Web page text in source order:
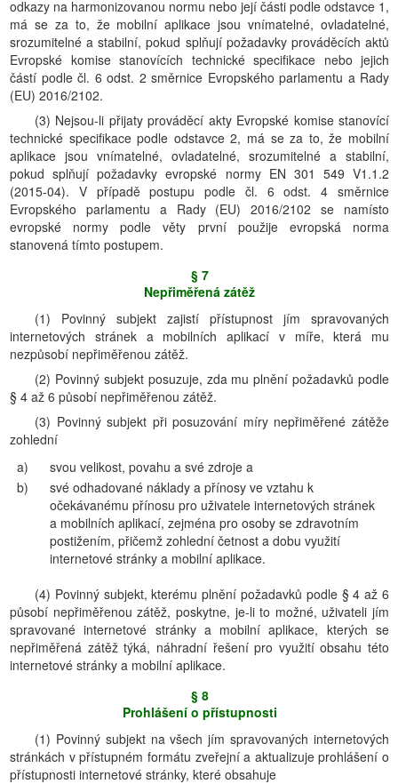
odkazy na harmonizovanou normu nebo její části podle odstavce 1,
má se za to, že mobilní aplikace jsou vnímatelné, ovladatelné,
srozumitelné a stabilní, pokud splňují požadavky prováděcích aktů
Evropské komise stanovících technické specifikace nebo jejich
částí podle čl. 6 odst. 2 směrnice Evropského parlamentu a Rady
(EU) 2016/2102.
(3) Nejsou-li přijaty prováděcí akty Evropské komise stanovící
technické specifikace podle odstavce 2, má se za to, že mobilní
aplikace jsou vnímatelné, ovladatelné, srozumitelné a stabilní,
pokud splňují požadavky evropské normy EN 301 549 V1.1.2
(2015-04). V případě postupu podle čl. 6 odst. 4 směrnice
Evropského parlamentu a Rady (EU) 2016/2102 se namísto
evropské normy podle věty první použije evropská norma
stanovená tímto postupem.
§ 7
Nepřiměřená zátěž
(1) Povinný subjekt zajistí přístupnost jím spravovaných
internetových stránek a mobilních aplikací v míře, která mu
nezpůsobí nepřiměřenou zátěž.
(2) Povinný subjekt posuzuje, zda mu plnění požadavků podle
§ 4 až 6 působí nepřiměřenou zátěž.
(3) Povinný subjekt při posuzování míry nepřiměřené zátěže
zohlední
a)
svou velikost, povahu a své zdroje a
b)
své odhadované náklady a přínosy ve vztahu k
očekávanému přínosu pro uživatele internetových stránek
a mobilních aplikací, zejména pro osoby se zdravotním
postižením, přičemž zohlední četnost a dobu využití
internetové stránky a mobilní aplikace.
(4) Povinný subjekt, kterému plnění požadavků podle § 4 až 6
působí nepřiměřenou zátěž, poskytne, je-li to možné, uživateli jím
spravované internetové stránky a mobilní aplikace, kterých se
nepřiměřená zátěž týká, náhradní řešení pro využití obsahu této
internetové stránky a mobilní aplikace.
§ 8
Prohlášení o přístupnosti
(1) Povinný subjekt na všech jím spravovaných internetových
stránkách v přístupném formátu zveřejní a aktualizuje prohlášení o
přístupnosti internetové stránky, které obsahuje